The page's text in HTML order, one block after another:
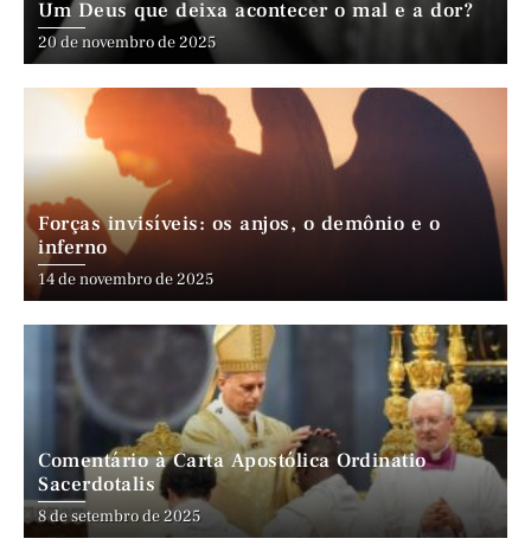
Um Deus que deixa acontecer o mal e a dor?
20 de novembro de 2025
Forças invisíveis: os anjos, o demônio e o
inferno
14 de novembro de 2025
Comentário à Carta Apostólica Ordinatio
Sacerdotalis
8 de setembro de 2025